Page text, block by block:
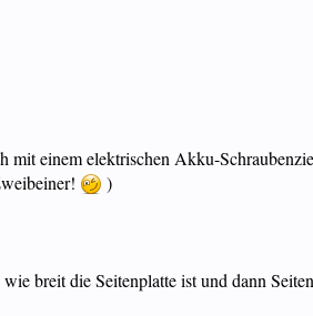
einem elektrischen Akku-
)
breit die Seitenplatte ist und dann